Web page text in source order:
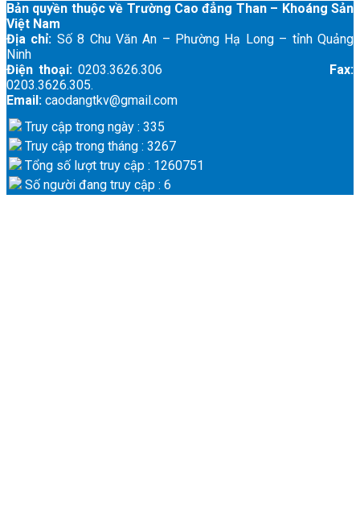
Bản quyền thuộc về Trường Cao đẳng Than – Khoáng Sản
Việt Nam
Địa chỉ: Số 8 Chu Văn An – Phường Hạ Long – tỉnh Quảng
Ninh
Điện thoại: 0203.3626.306
Fax:
0203.3626.305.
Email: caodangtkv@gmail.com
Truy cập trong ngày : 335
Truy cập trong tháng : 3267
Tổng số lượt truy cập : 1260751
Số người đang truy cập : 6